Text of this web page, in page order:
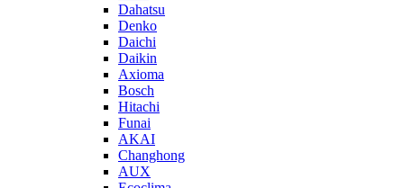
Dahatsu
Denko
Daichi
Daikin
Axioma
Bosch
Hitachi
Funai
AKAI
Changhong
AUX